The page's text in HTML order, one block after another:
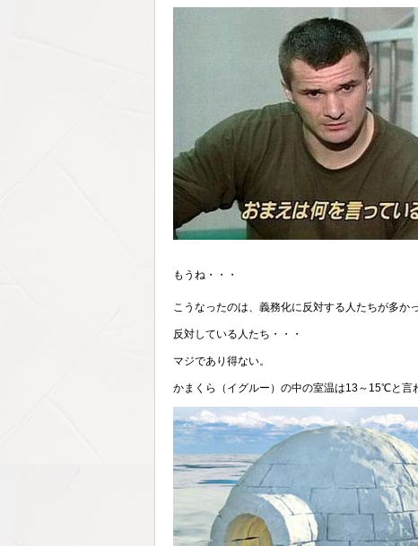
もうね・・・
こうなったのは、義務化に反対する人たちが多か
反対している人たち・・・
マジであり得ない。
かまくら（イグルー）の中の室温は13～15℃と言